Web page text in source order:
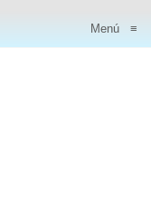
Menú ≡